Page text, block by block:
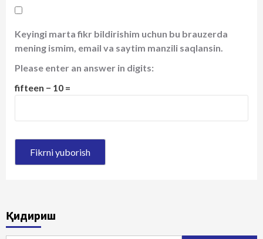
Keyingi marta fikr bildirishim uchun bu brauzerda
mening ismim, email va saytim manzili saqlansin.
Please enter an answer in digits:
fifteen − 10 =
Қидириш